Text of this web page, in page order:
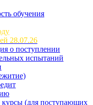
обучения
28.07.26
о поступлении
испытаний
курсы (для поступающих